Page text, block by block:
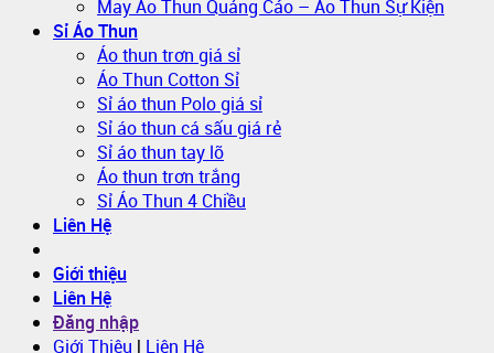
May Áo Thun Quảng Cáo – Áo Thun Sự Kiện
Sỉ Áo Thun
Áo thun trơn giá sỉ
Áo Thun Cotton Sỉ
Sỉ áo thun Polo giá sỉ
Sỉ áo thun cá sấu giá rẻ
Sỉ áo thun tay lỡ
Áo thun trơn trắng
Sỉ Áo Thun 4 Chiều
Liên Hệ
Giới thiệu
Liên Hệ
Đăng nhập
Giới Thiệu | Liên Hệ